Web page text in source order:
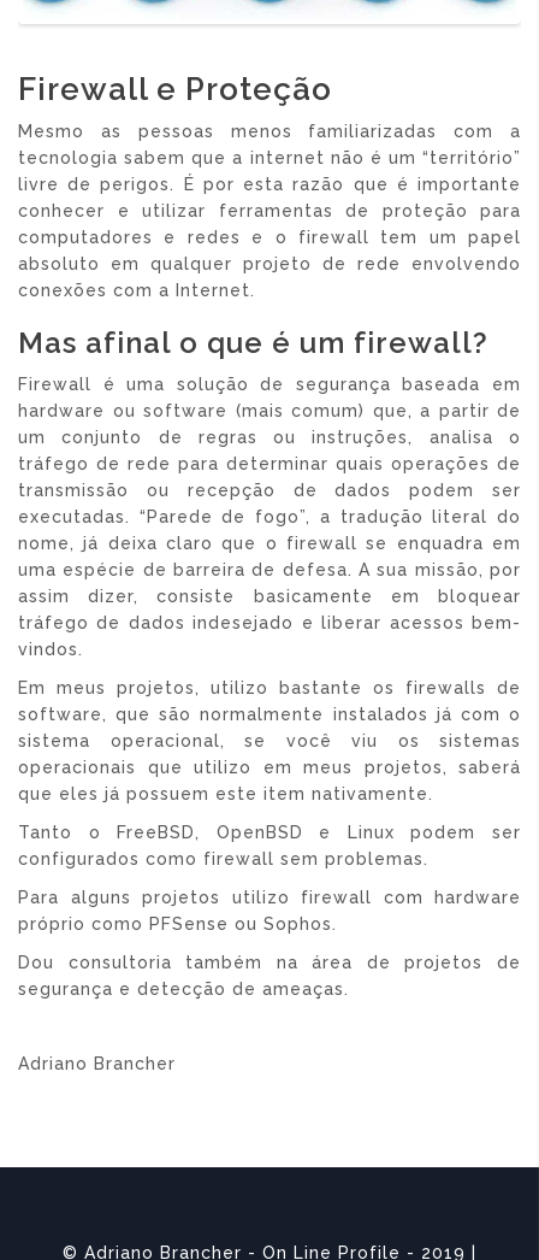
Firewall e Proteção
Mesmo as pessoas menos familiarizadas com a
tecnologia sabem que a internet não é um “território”
livre de perigos. É por esta razão que é importante
conhecer e utilizar ferramentas de proteção para
computadores e redes e o firewall tem um papel
absoluto em qualquer projeto de rede envolvendo
conexões com a Internet.
Mas afinal o que é um firewall?
Firewall é uma solução de segurança baseada em
hardware ou software (mais comum) que, a partir de
um conjunto de regras ou instruções, analisa o
tráfego de rede para determinar quais operações de
transmissão ou recepção de dados podem ser
executadas. “Parede de fogo”, a tradução literal do
nome, já deixa claro que o firewall se enquadra em
uma espécie de barreira de defesa. A sua missão, por
assim dizer, consiste basicamente em bloquear
tráfego de dados indesejado e liberar acessos bem-
vindos.
Em meus projetos, utilizo bastante os firewalls de
software, que são normalmente instalados já com o
sistema operacional, se você viu os sistemas
operacionais que utilizo em meus projetos, saberá
que eles já possuem este item nativamente.
Tanto o FreeBSD, OpenBSD e Linux podem ser
configurados como firewall sem problemas.
Para alguns projetos utilizo firewall com hardware
próprio como PFSense ou Sophos.
Dou consultoria também na área de projetos de
segurança e detecção de ameaças.
Adriano Brancher
© Adriano Brancher - On Line Profile - 2019 |